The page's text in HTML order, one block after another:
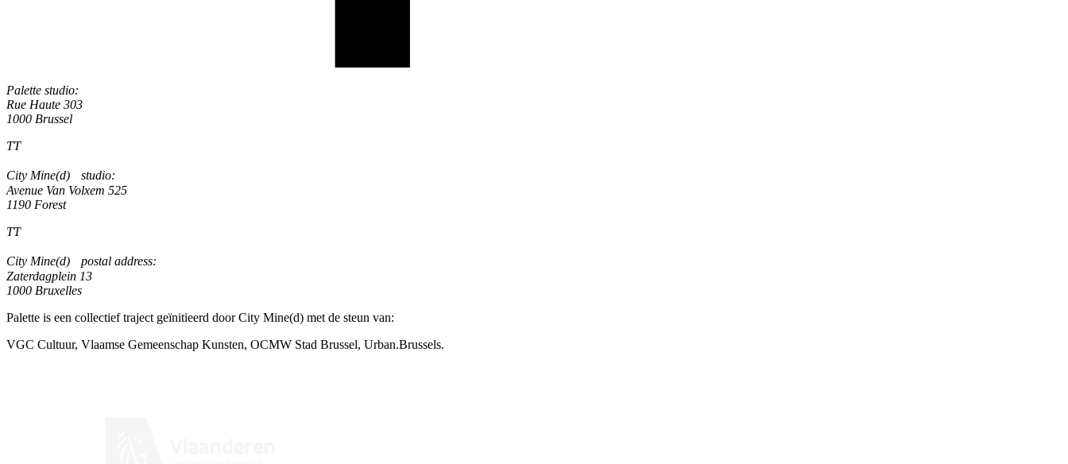
Palette studio:
Rue Haute 303
1000 Brussel
TT
City Mine(d) studio:
Avenue Van Volxem 525
1190 Forest
TT
City Mine(d) postal address:
Zaterdagplein 13
1000 Bruxelles
Palette is een collectief traject geïnitieerd door City Mine(d) met de steun van:
VGC Cultuur, Vlaamse Gemeenschap Kunsten, OCMW Stad Brussel, Urban.Brussels.